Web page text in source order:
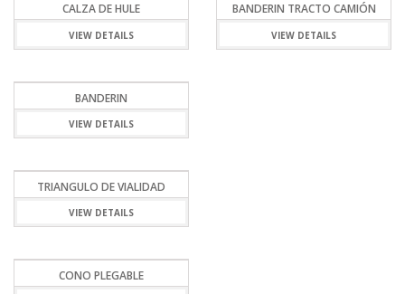
CALZA DE HULE
VIEW DETAILS
BANDERIN TRACTO CAMIÓN
VIEW DETAILS
BANDERIN
VIEW DETAILS
TRIANGULO DE VIALIDAD
VIEW DETAILS
CONO PLEGABLE